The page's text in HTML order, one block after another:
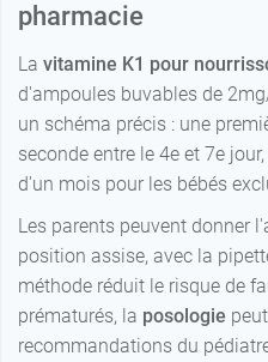
pharmacie
La vitamine K1 pour
d'ampoules buvables de
un schéma précis : une
seconde entre le 4e et 7e
d'un mois pour les bébés
Les parents peuvent donner
position assise, avec la
méthode réduit le risque de
prématurés, la posologie
recommandations du